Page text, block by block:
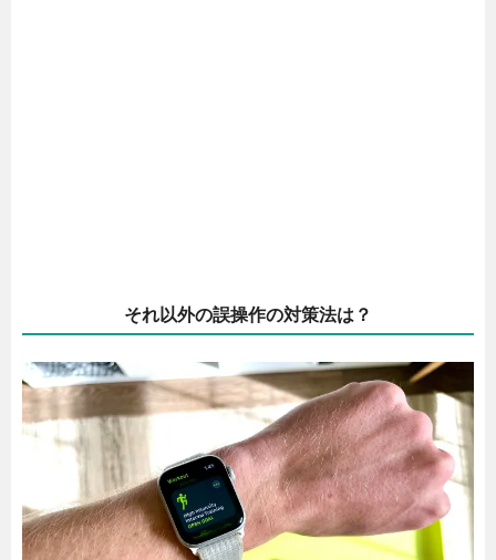
それ以外の誤操作の対策法は？